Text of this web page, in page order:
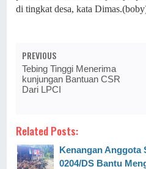
di tingkat desa, kata Dimas.
PREVIOUS
Tebing Tinggi Menerima
kunjungan Bantuan CSR
Dari LPCI
Related Posts:
Kenangan Anggota
0204/DS Bantu